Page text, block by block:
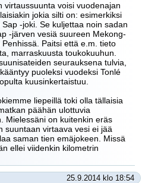
virtaussuunta voisi vuodenajan
jokia silti on: esimerkiksi
-joki. Se kuljettaa noin sadan
-järven vesiä suureen Mekong-
Paitsi että e.m. tieto
marraskuusta toukokuuhun.
seurauksena tulvia,
puoleksi vuodeksi Tonlé
kuusinkertaistuu.
liepeillä toki olla tällaisia
päähän ulottuvia
Mielessäni on kuitenkin eräs
suuntaan virtaava vesi ei jää
saman tien emäjokeen. Missä
ellei viidenkin kilometrin
25.9.2014 klo 18:54